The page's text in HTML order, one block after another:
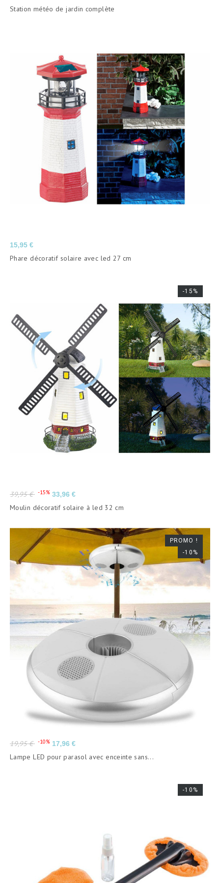
de
base
Station météo de jardin complète
Prix
15,95 €
Phare décoratif solaire avec led 27 cm
-15%
Prix
de
base
39,95 € -15% Prix
33,96 €
Moulin décoratif solaire à led 32 cm
PROMO !
-10%
Prix
de
base
19,95 € -10% Prix
17,96 €
Lampe LED pour parasol avec enceinte sans...
-10%